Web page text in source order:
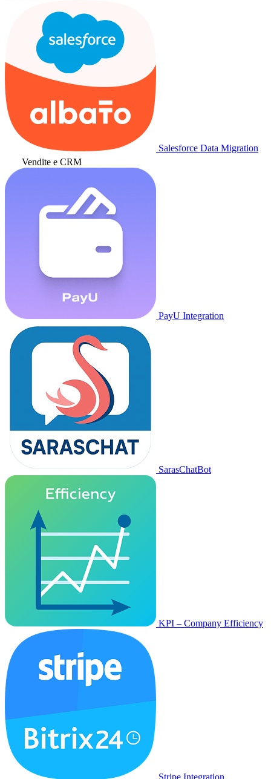
Salesforce Data Migration
Vendite e CRM
PayU Integration
SarasChatBot
KPI – Company Efficiency
Stripe Integration